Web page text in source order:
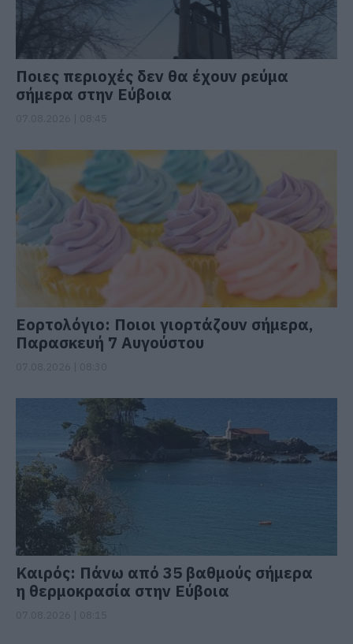
Ποιες περιοχές δεν θα έχουν ρεύμα
σήμερα στην Εύβοια
Εορτολόγιο: Ποιοι γιορτάζουν σήμερα,
Παρασκευή 7 Αυγούστου
Καιρός: Πάνω από 35 βαθμούς σήμερα
η θερμοκρασία στην Εύβοια